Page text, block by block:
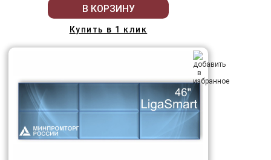
В КОРЗИНУ
Купить в 1 клик